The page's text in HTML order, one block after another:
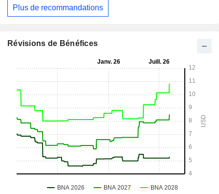
Plus de recommandations
Révisions de Bénéfices